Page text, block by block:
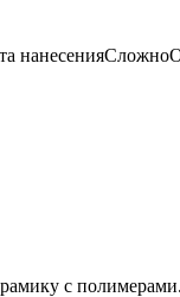
с полимерами.